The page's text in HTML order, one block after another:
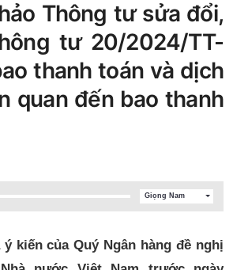
Thông tư sửa đổi,
tư 20/2024/TT-
thanh toán và dịch
quan đến bao thanh
Giọng Nam
kiến của Quý Ngân hàng đề nghị